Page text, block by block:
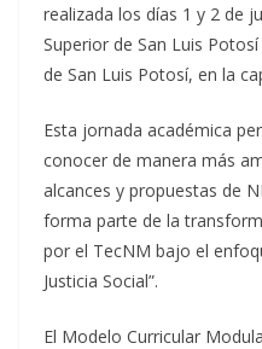
realizada los días 1 y 2 de
Superior de San Luis
de San Luis Potosí, en la
Esta jornada académica
conocer de manera más
alcances y propuestas de
forma parte de la
por el TecNM bajo el
Justicia Social”.
El Modelo Curricular